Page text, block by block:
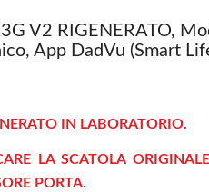
V2 RIGENERATO,
App DadVu (Smart
IN LABORATORIO.
LA SCATOLA
PORTA.